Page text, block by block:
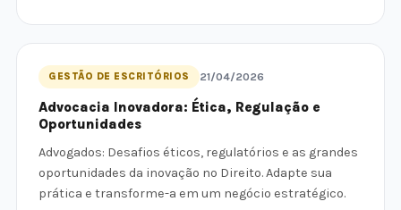
GESTÃO DE ESCRITÓRIOS 21/04/2026
Advocacia Inovadora: Ética, Regulação e
Oportunidades
Advogados: Desafios éticos, regulatórios e as grandes
oportunidades da inovação no Direito. Adapte sua
prática e transforme-a em um negócio estratégico.